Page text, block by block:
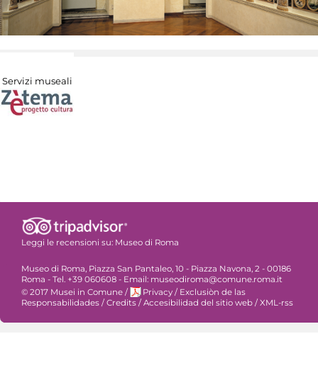
Servizi museali
Leggi le recensioni su: Museo di Roma
Museo di Roma, Piazza San Pantaleo, 10 - Piazza Navona, 2 - 00186
Roma - Tel. +39 060608 - Email: museodiroma@comune.roma.it
© 2017 Musei in Comune / Privacy / Exclusiòn de las
Responsabilidades / Credits / Accesibilidad del sitio web / XML-rss